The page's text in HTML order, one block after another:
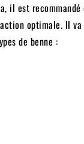
il est
optimale. Il
de benne :